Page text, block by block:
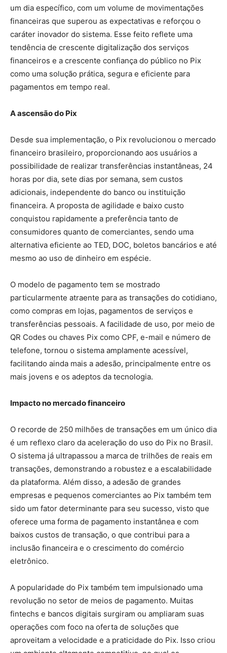
um dia específico, com um volume de movimentações
financeiras que superou as expectativas e reforçou o
caráter inovador do sistema. Esse feito reflete uma
tendência de crescente digitalização dos serviços
financeiros e a crescente confiança do público no Pix
como uma solução prática, segura e eficiente para
pagamentos em tempo real.
A ascensão do Pix
Desde sua implementação, o Pix revolucionou o mercado
financeiro brasileiro, proporcionando aos usuários a
possibilidade de realizar transferências instantâneas, 24
horas por dia, sete dias por semana, sem custos
adicionais, independente do banco ou instituição
financeira. A proposta de agilidade e baixo custo
conquistou rapidamente a preferência tanto de
consumidores quanto de comerciantes, sendo uma
alternativa eficiente ao TED, DOC, boletos bancários e até
mesmo ao uso de dinheiro em espécie.
O modelo de pagamento tem se mostrado
particularmente atraente para as transações do cotidiano,
como compras em lojas, pagamentos de serviços e
transferências pessoais. A facilidade de uso, por meio de
QR Codes ou chaves Pix como CPF, e-mail e número de
telefone, tornou o sistema amplamente acessível,
facilitando ainda mais a adesão, principalmente entre os
mais jovens e os adeptos da tecnologia.
Impacto no mercado financeiro
O recorde de 250 milhões de transações em um único dia
é um reflexo claro da aceleração do uso do Pix no Brasil.
O sistema já ultrapassou a marca de trilhões de reais em
transações, demonstrando a robustez e a escalabilidade
da plataforma. Além disso, a adesão de grandes
empresas e pequenos comerciantes ao Pix também tem
sido um fator determinante para seu sucesso, visto que
oferece uma forma de pagamento instantânea e com
baixos custos de transação, o que contribui para a
inclusão financeira e o crescimento do comércio
eletrônico.
A popularidade do Pix também tem impulsionado uma
revolução no setor de meios de pagamento. Muitas
fintechs e bancos digitais surgiram ou ampliaram suas
operações com foco na oferta de soluções que
aproveitam a velocidade e a praticidade do Pix. Isso criou